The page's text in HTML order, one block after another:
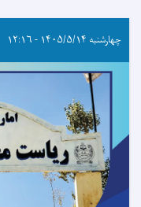
چهارشنبه ۱۴۰۵/۵/۱۴ - ۱۲:۱۶